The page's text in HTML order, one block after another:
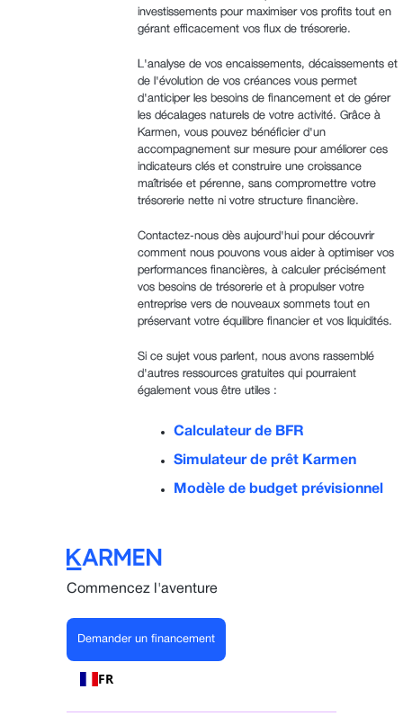
investissements pour maximiser vos profits tout en
gérant efficacement vos flux de trésorerie.
L'analyse de vos encaissements, décaissements et
de l'évolution de vos créances vous permet
d'anticiper les besoins de financement et de gérer
les décalages naturels de votre activité. Grâce à
Karmen, vous pouvez bénéficier d'un
accompagnement sur mesure pour améliorer ces
indicateurs clés et construire une croissance
maîtrisée et pérenne, sans compromettre votre
trésorerie nette ni votre structure financière.
Contactez-nous dès aujourd'hui pour découvrir
comment nous pouvons vous aider à optimiser vos
performances financières, à calculer précisément
vos besoins de trésorerie et à propulser votre
entreprise vers de nouveaux sommets tout en
préservant votre équilibre financier et vos liquidités.
Si ce sujet vous parlent, nous avons rassemblé
d'autres ressources gratuites qui pourraient
également vous être utiles :
Calculateur de BFR
Simulateur de prêt Karmen
Modèle de budget prévisionnel
Commencez l'aventure
Demander un financement
FR